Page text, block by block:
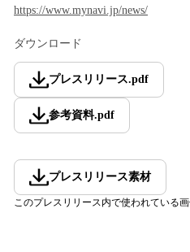
https://www.mynavi.jp/news/
ダウンロード
プレスリリース.pdf
参考資料.pdf
プレスリリース素材
このプレスリリース内で使われている